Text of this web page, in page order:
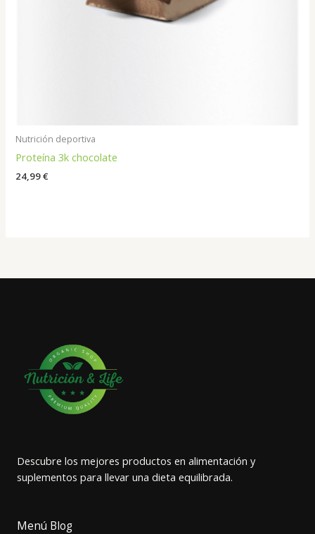
Nutrición deportiva
Proteína 3k chocolate
24,99€
Descubre los mejores productos en alimentación y
suplementos para llevar una dieta equilibrada.
Menú Blog